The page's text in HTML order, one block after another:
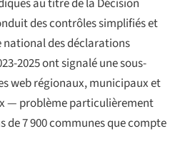
des contrôles simplifiés et
national des déclarations
2025 ont signalé une sous-
web régionaux, municipaux et
— problème particulièrement
de 7 900 communes que compte